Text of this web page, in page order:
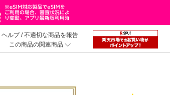
ヘルプ/不適切な商品を報告
この商品の関連商品